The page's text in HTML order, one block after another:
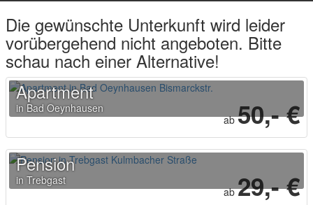
Die gewünschte Unterkunft wird leider
vorübergehend nicht angeboten. Bitte
schau nach einer Alternative!
Apartment
in Bad Oeynhausen
ab50,- €
Pension
in Trebgast
ab29,- €